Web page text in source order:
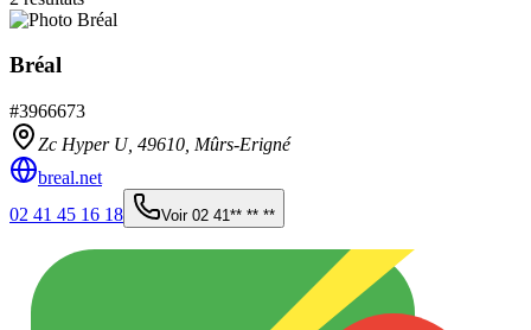
Bréal
#3966673
Zc Hyper U, 49610 Mûrs-Erigné
breal.net
02 41 45 16 18
Voir 02 41** ** **